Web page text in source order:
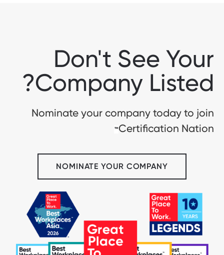
Don't See Your
Company Listed?
Nominate your company today to join
Certification Nation
™
NOMINATE YOUR COMPANY